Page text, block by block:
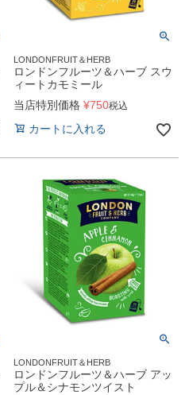
LONDONFRUIT＆HERB
ロンドンフルーツ＆ハーブ スウ
ィートカモミール
当店特別価格 ¥750税込
カートに入れる
LONDONFRUIT＆HERB
ロンドンフルーツ＆ハーブ アッ
プル＆シナモンツイスト